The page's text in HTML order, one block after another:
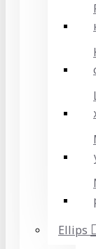
Ellips